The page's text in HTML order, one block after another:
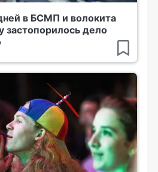
в БСМП и волокита
застопорилось дело